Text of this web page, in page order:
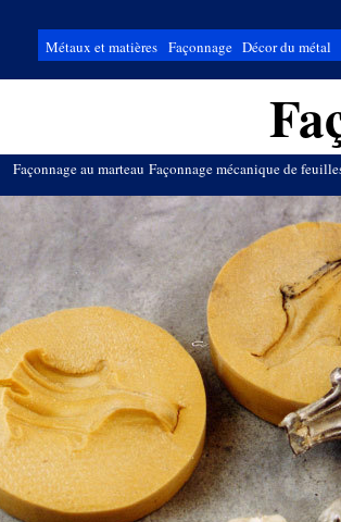
Métaux et matières Façonnage Décor du métal
Façonnage au marteau Façonnage mécanique de